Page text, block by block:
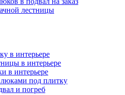
лестницы
в интерьере
в интерьере
в интерьере
под плитку
и погреб